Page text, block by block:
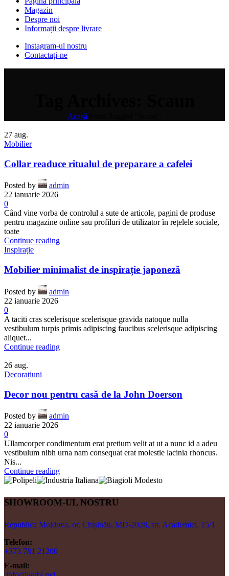
Magazin
Despre noi
Informații despre livrare
Instagram-ul nostru
Contactați-ne
Acasă
27 aug.
Mobilier
Collar readuce ritualul de preparare a cafelei
Posted by
admin
22 ianuarie 2026
0
Când vine vorba de controlul a sute de articole, pagini de produse
pentru magazine online sau profiluri de utilizator în rețelele sociale,
toate
Continue reading
Inspirație
Mobilier minimalist de inspirație japoneză
Posted by
admin
22 ianuarie 2026
0
A taciti cras scelerisque scelerisque gravida natoque nulla
vestibulum turpis primis adipiscing faucibus scelerisque adipiscing
aliquet...
Continue reading
26 aug.
Decorațiuni
Decor nou pentru casă de la John Doerson
Posted by
admin
22 ianuarie 2026
0
Ullamcorper condimentum erat pretium velit at ut a nunc id a adeu
vestibulum nibh urna nam consequat erat molestie lacinia rhoncus.
Nis...
Continue reading
SHOWROOM-UL NOSTRU
Republica Moldova, or. Chișinău, MD-2028, str. Academiei, 15/1
Telefon:
+373 781 21200
E-mail: